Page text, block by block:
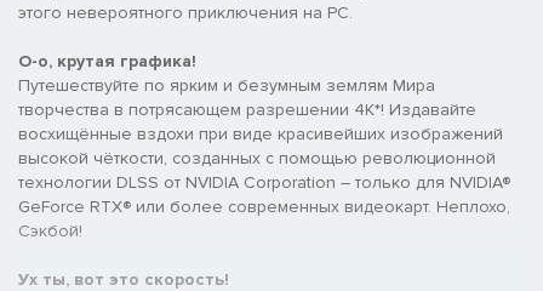
этого невероятного приключения на PC.
О-о, крутая графика!
Путешествуйте по ярким и безумным землям Мира
творчества в потрясающем разрешении 4К*! Издавайте
восхищённые вздохи при виде красивейших изображений
высокой чёткости, созданных с помощью революционной
технологии DLSS от NVIDIA Corporation – только для NVIDIA®
GeForce RTX® или более современных видеокарт. Неплохо,
Сэкбой!
Ух ты, вот это скорость!